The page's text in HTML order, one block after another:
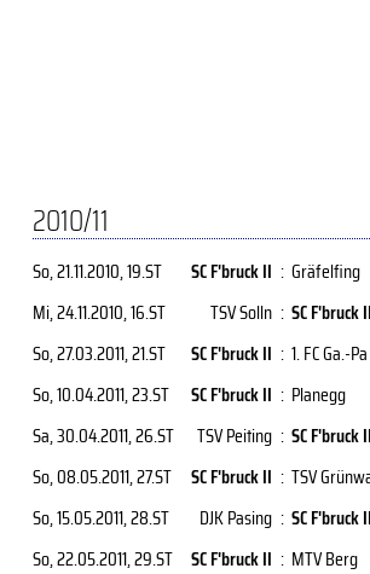
2010/11
So, 21.11.2010, 19.ST SC F'bruck II : Gräfelfing
Mi, 24.11.2010, 16.ST TSV Solln : SC F'bruck II
So, 27.03.2011, 21.ST SC F'bruck II : 1. FC Ga.-Pa
So, 10.04.2011, 23.ST SC F'bruck II : Planegg
Sa, 30.04.2011, 26.ST TSV Peiting : SC F'bruck II
So, 08.05.2011, 27.ST SC F'bruck II : TSV
So, 15.05.2011, 28.ST DJK Pasing : SC F'bruck II
So, 22.05.2011, 29.ST SC F'bruck II : MTV Berg